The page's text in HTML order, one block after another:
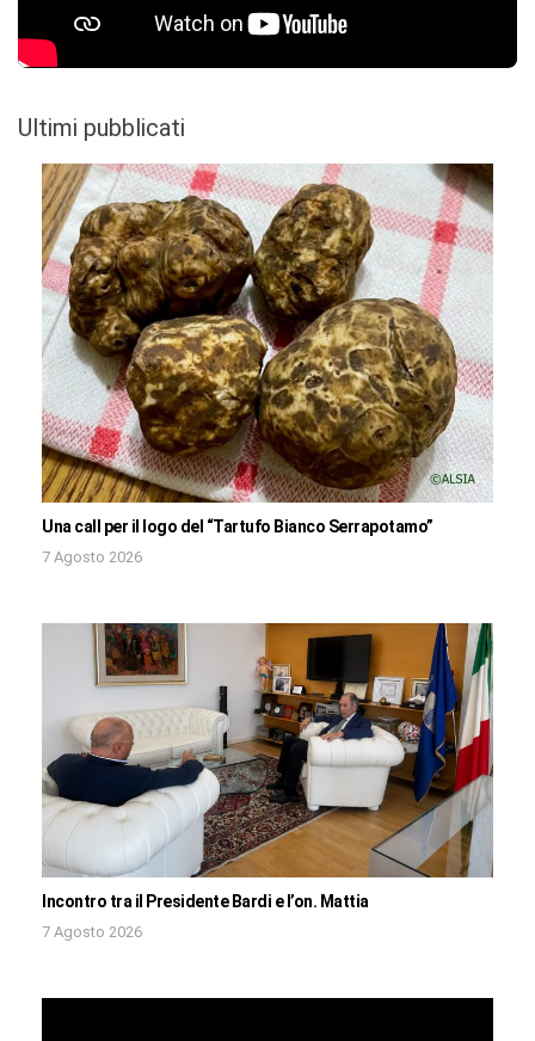
Ultimi pubblicati
Una call per il logo del “Tartufo Bianco Serrapotamo”
7 Agosto 2026
Incontro tra il Presidente Bardi e l’on. Mattia
7 Agosto 2026